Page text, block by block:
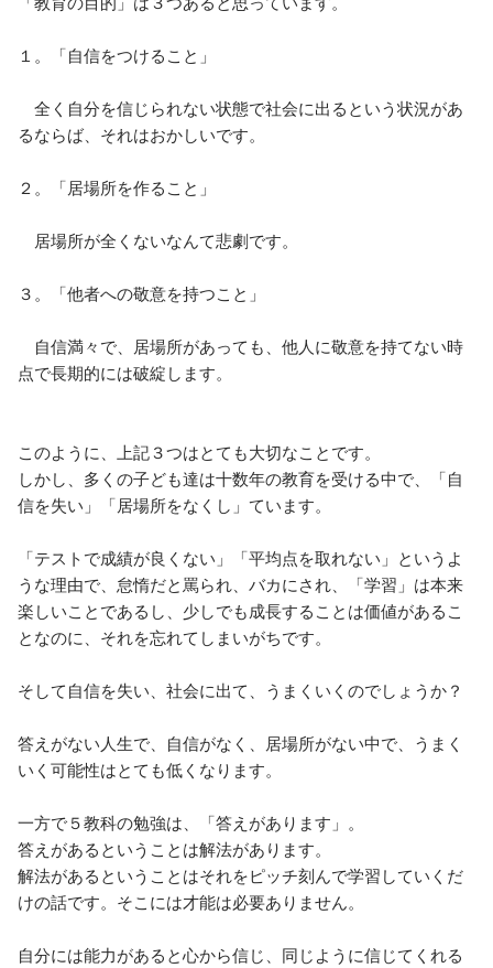
１。「自信をつけること」
全く自分を信じられない状態で社会に出るという状況があ
るならば、それはおかしいです。
２。「居場所を作ること」
居場所が全くないなんて悲劇です。
３。「他者への敬意を持つこと」
自信満々で、居場所があっても、他人に敬意を持てない時
点で長期的には破綻します。
このように、上記３つはとても大切なことです。
しかし、多くの子ども達は十数年の教育を受ける中で、「自
信を失い」「居場所をなくし」ています。
「テストで成績が良くない」「平均点を取れない」というよ
うな理由で、怠惰だと罵られ、バカにされ、「学習」は本来
楽しいことであるし、少しでも成長することは価値があるこ
となのに、それを忘れてしまいがちです。
そして自信を失い、社会に出て、うまくいくのでしょうか？
答えがない人生で、自信がなく、居場所がない中で、うまく
いく可能性はとても低くなります。
一方で５教科の勉強は、「答えがあります」。
答えがあるということは解法があります。
解法があるということはそれをピッチ刻んで学習していくだ
けの話です。そこには才能は必要ありません。
自分には能力があると心から信じ、同じように信じてくれる